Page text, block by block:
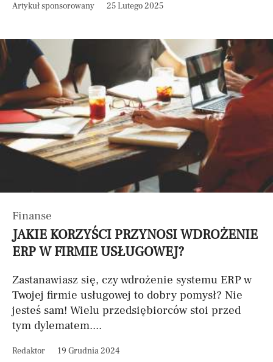
Artykuł sponsorowany 25 Lutego 2025
Finanse
JAKIE KORZYŚCI PRZYNOSI WDROŻENIE
ERP W FIRMIE USŁUGOWEJ?
Zastanawiasz się, czy wdrożenie systemu ERP w
Twojej firmie usługowej to dobry pomysł? Nie
jesteś sam! Wielu przedsiębiorców stoi przed
tym dylematem....
Redaktor 19 Grudnia 2024